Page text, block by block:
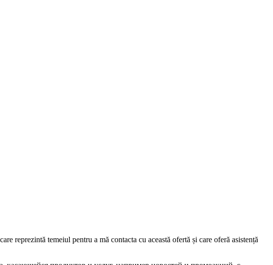
reprezintă temeiul pentru a mă contacta cu această ofertă și care oferă asistență